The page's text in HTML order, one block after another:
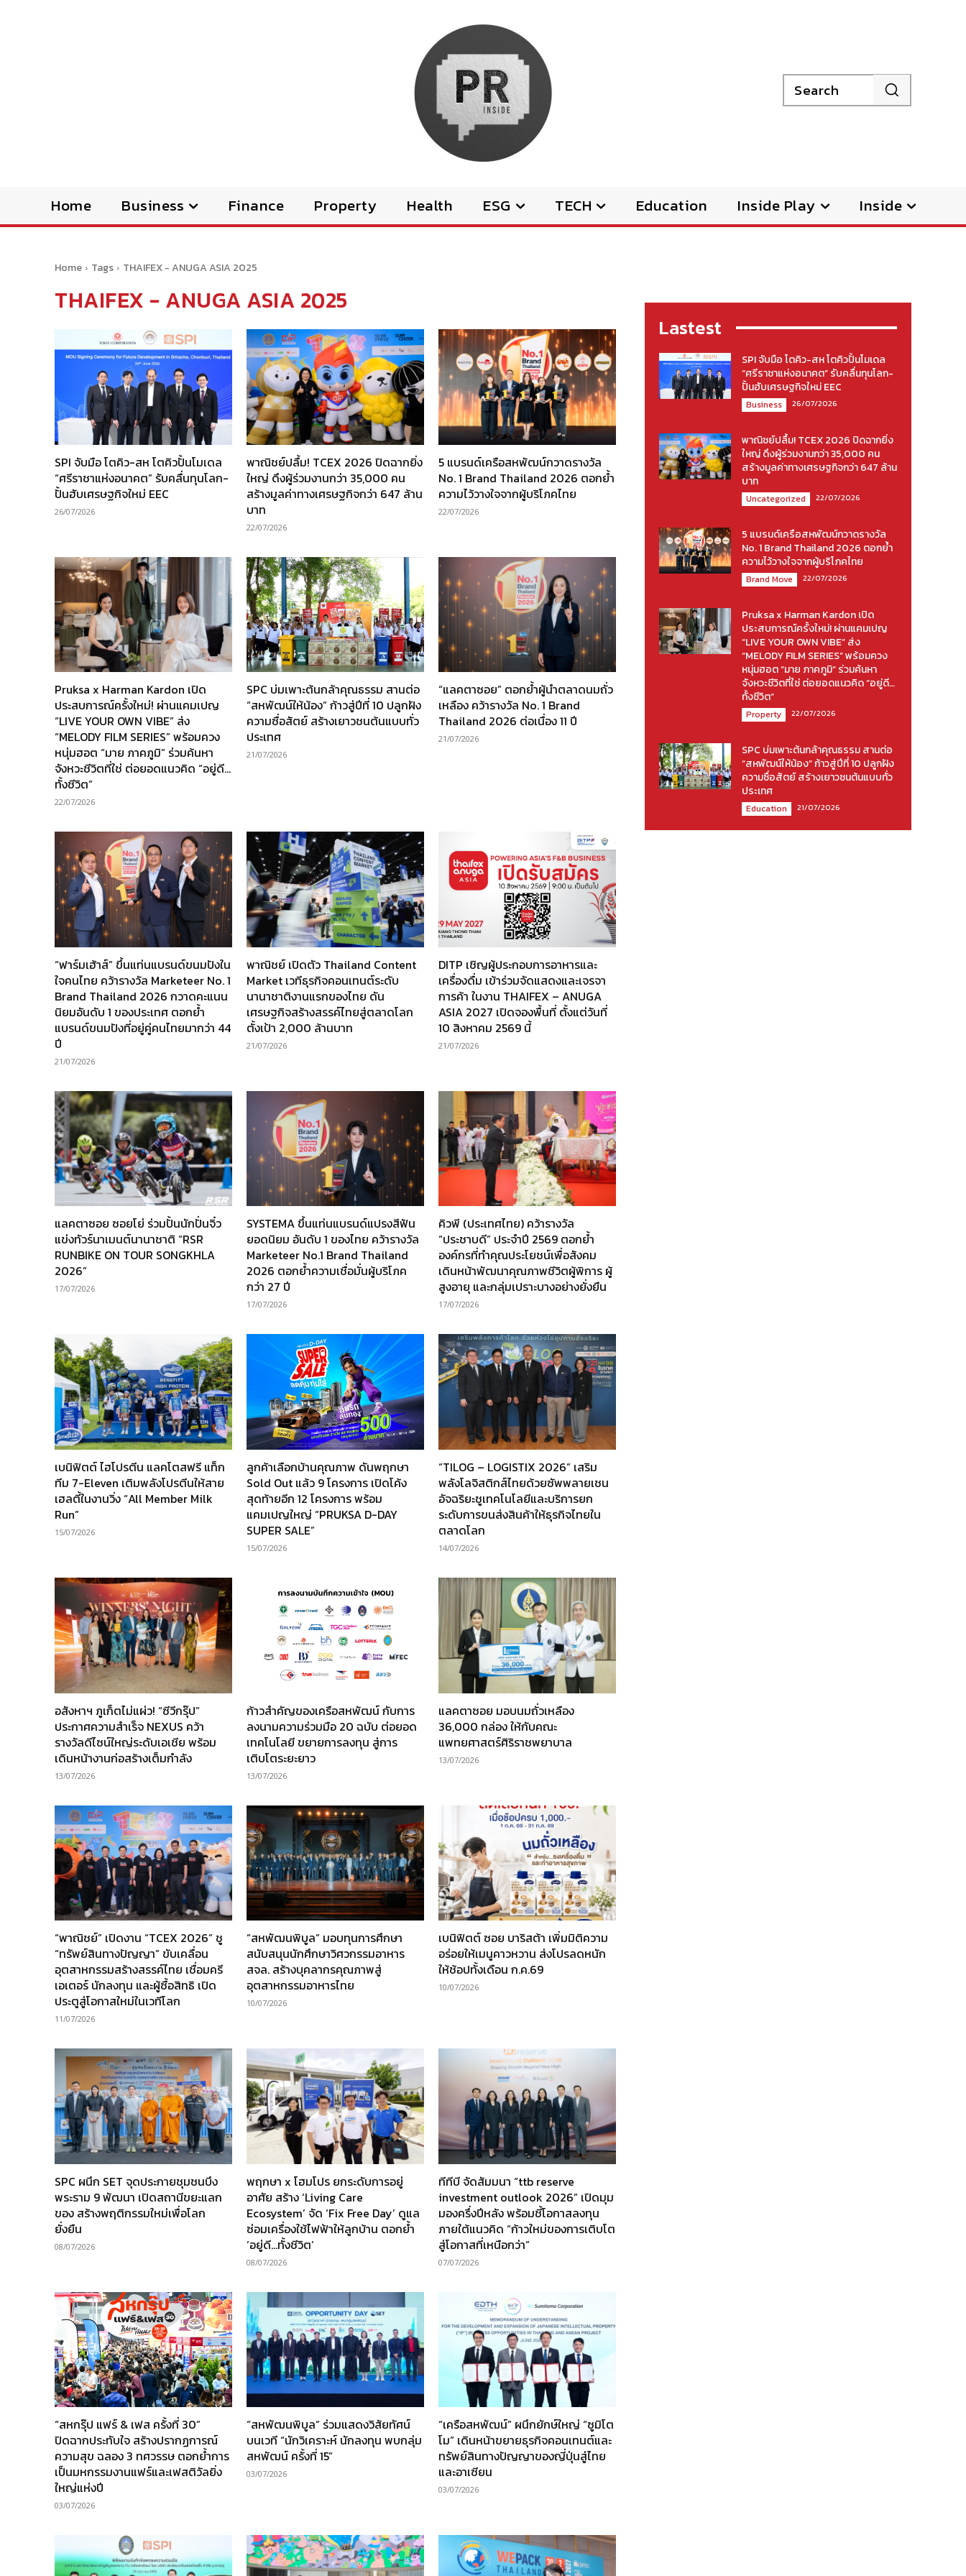
Search
Home Business Finance Property Health ESG TECH Education Inside Play Inside
Home Tags THAIFEX - ANUGA ASIA 2025
THAIFEX - ANUGA ASIA 2025
SPI จับมือ โตคิว-สห โตคิวปั้นโมเดล
“ศรีราชาแห่งอนาคต” รับคลื่นทุนโลก-
ปั้นฮับเศรษฐกิจใหม่ EEC
26/07/2026
พาณิชย์ปลื้ม! TCEX 2026 ปิดฉากยิ่ง
ใหญ่ ดึงผู้ร่วมงานกว่า 35,000 คน
สร้างมูลค่าทางเศรษฐกิจกว่า 647 ล้าน
บาท
22/07/2026
5 แบรนด์เครือสหพัฒน์กวาดรางวัล
No. 1 Brand Thailand 2026 ตอกย้ำ
ความไว้วางใจจากผู้บริโภคไทย
22/07/2026
Pruksa x Harman Kardon เปิด
ประสบการณ์ครั้งใหม่! ผ่านแคมเปญ
“LIVE YOUR OWN VIBE” ส่ง
“MELODY FILM SERIES” พร้อมควง
หนุ่มฮอต “มาย ภาคภูมิ” ร่วมค้นหา
จังหวะชีวิตที่ใช่ ต่อยอดแนวคิด “อยู่ดี…
ทั้งชีวิต”
22/07/2026
SPC บ่มเพาะต้นกล้าคุณธรรม สานต่อ
“สหพัฒน์ให้น้อง” ก้าวสู่ปีที่ 10 ปลูกฝัง
ความซื่อสัตย์ สร้างเยาวชนต้นแบบทั่ว
ประเทศ
21/07/2026
“แลคตาซอย” ตอกย้ำผู้นำตลาดนมถั่ว
เหลือง คว้ารางวัล No. 1 Brand
Thailand 2026 ต่อเนื่อง 11 ปี
21/07/2026
“ฟาร์มเฮ้าส์” ขึ้นแท่นแบรนด์ขนมปังใน
ใจคนไทย คว้ารางวัล Marketeer No. 1
Brand Thailand 2026 กวาดคะแนน
นิยมอันดับ 1 ของประเทศ ตอกย้ำ
แบรนด์ขนมปังที่อยู่คู่คนไทยมากว่า 44
ปี
21/07/2026
พาณิชย์ เปิดตัว Thailand Content
Market เวทีธุรกิจคอนเทนต์ระดับ
นานาชาติงานแรกของไทย ดัน
เศรษฐกิจสร้างสรรค์ไทยสู่ตลาดโลก
ตั้งเป้า 2,000 ล้านบาท
21/07/2026
DITP เชิญผู้ประกอบการอาหารและ
เครื่องดื่ม เข้าร่วมจัดแสดงและเจรจา
การค้า ในงาน THAIFEX – ANUGA
ASIA 2027 เปิดจองพื้นที่ ตั้งแต่วันที่
10 สิงหาคม 2569 นี้
21/07/2026
แลคตาซอย ซอยโย่ ร่วมปั้นนักปั่นจิ๋ว
แข่งทัวร์นาเมนต์นานาชาติ “RSR
RUNBIKE ON TOUR SONGKHLA
2026”
17/07/2026
SYSTEMA ขึ้นแท่นแบรนด์แปรงสีฟัน
ยอดนิยม อันดับ 1 ของไทย คว้ารางวัล
Marketeer No.1 Brand Thailand
2026 ตอกย้ำความเชื่อมั่นผู้บริโภค
กว่า 27 ปี
17/07/2026
คิวพี (ประเทศไทย) คว้ารางวัล
“ประชาบดี” ประจำปี 2569 ตอกย้ำ
องค์กรที่ทำคุณประโยชน์เพื่อสังคม
เดินหน้าพัฒนาคุณภาพชีวิตผู้พิการ ผู้
สูงอายุ และกลุ่มเปราะบางอย่างยั่งยืน
17/07/2026
เบนิฟิตต์ ไฮโปรตีน แลคโตสฟรี แท็ก
ทีม 7-Eleven เติมพลังโปรตีนให้สาย
เฮลตี้ในงานวิ่ง “All Member Milk
Run”
15/07/2026
ลูกค้าเลือกบ้านคุณภาพ ดันพฤกษา
Sold Out แล้ว 9 โครงการ เปิดโค้ง
สุดท้ายอีก 12 โครงการ พร้อม
แคมเปญใหญ่ “PRUKSA D-DAY
SUPER SALE”
15/07/2026
“TILOG – LOGISTIX 2026” เสริม
พลังโลจิสติกส์ไทยด้วยซัพพลายเชน
อัจฉริยะชูเทคโนโลยีและบริการยก
ระดับการขนส่งสินค้าให้ธุรกิจไทยใน
ตลาดโลก
14/07/2026
อสังหาฯ ภูเก็ตไม่แผ่ว! “ซีวีกรุ๊ป”
ประกาศความสำเร็จ NEXUS คว้า
รางวัลดีไซน์ใหญ่ระดับเอเชีย พร้อม
เดินหน้างานก่อสร้างเต็มกำลัง
13/07/2026
ก้าวสำคัญของเครือสหพัฒน์ กับการ
ลงนามความร่วมมือ 20 ฉบับ ต่อยอด
เทคโนโลยี ขยายการลงทุน สู่การ
เติบโตระยะยาว
13/07/2026
แลคตาซอย มอบนมถั่วเหลือง
36,000 กล่อง ให้กับคณะ
แพทยศาสตร์ศิริราชพยาบาล
13/07/2026
“พาณิชย์” เปิดงาน “TCEX 2026” ชู
“ทรัพย์สินทางปัญญา” ขับเคลื่อน
อุตสาหกรรมสร้างสรรค์ไทย เชื่อมครี
เอเตอร์ นักลงทุน และผู้ซื้อสิทธิ เปิด
ประตูสู่โอกาสใหม่ในเวทีโลก
11/07/2026
“สหพัฒนพิบูล” มอบทุนการศึกษา
สนับสนุนนักศึกษาวิศวกรรมอาหาร
สจล. สร้างบุคลากรคุณภาพสู่
อุตสาหกรรมอาหารไทย
10/07/2026
เบนิฟิตต์ ซอย บาริสต้า เพิ่มมิติความ
อร่อยให้เมนูคาวหวาน ส่งโปรลดหนัก
ให้ช้อปทั้งเดือน ก.ค.69
10/07/2026
SPC ผนึก SET จุดประกายชุมชนบึง
พระราม 9 พัฒนา เปิดสถานีขยะแลก
ของ สร้างพฤติกรรมใหม่เพื่อโลก
ยั่งยืน
08/07/2026
พฤกษา x โฮมโปร ยกระดับการอยู่
อาศัย สร้าง ‘Living Care
Ecosystem’ จัด ‘Fix Free Day’ ดูแล
ซ่อมเครื่องใช้ไฟฟ้าให้ลูกบ้าน ตอกย้ำ
‘อยู่ดี…ทั้งชีวิต’
08/07/2026
ทีทีบี จัดสัมมนา “ttb reserve
investment outlook 2026” เปิดมุม
มองครึ่งปีหลัง พร้อมชี้โอกาสลงทุน
ภายใต้แนวคิด “ก้าวใหม่ของการเติบโต
สู่โอกาสที่เหนือกว่า”
07/07/2026
“สหกรุ๊ป แฟร์ & เฟส ครั้งที่ 30”
ปิดฉากประทับใจ สร้างปรากฏการณ์
ความสุข ฉลอง 3 ทศวรรษ ตอกย้ำการ
เป็นมหกรรมงานแฟร์และเฟสติวัลยิ่ง
ใหญ่แห่งปี
03/07/2026
“สหพัฒนพิบูล” ร่วมแสดงวิสัยทัศน์
บนเวที “นักวิเคราะห์ นักลงทุน พบกลุ่ม
สหพัฒน์ ครั้งที่ 15”
03/07/2026
“เครือสหพัฒน์” ผนึกยักษ์ใหญ่ “ซูมิโต
โม” เดินหน้าขยายธุรกิจคอนเทนต์และ
ทรัพย์สินทางปัญญาของญี่ปุ่นสู่ไทย
และอาเซียน
03/07/2026
Lastest
SPI จับมือ โตคิว-สห โตคิวปั้นโมเดล
“ศรีราชาแห่งอนาคต” รับคลื่นทุนโลก-
ปั้นฮับเศรษฐกิจใหม่ EEC
Business 26/07/2026
พาณิชย์ปลื้ม! TCEX 2026 ปิดฉากยิ่ง
ใหญ่ ดึงผู้ร่วมงานกว่า 35,000 คน
สร้างมูลค่าทางเศรษฐกิจกว่า 647 ล้าน
บาท
Uncategorized 22/07/2026
5 แบรนด์เครือสหพัฒน์กวาดรางวัล
No. 1 Brand Thailand 2026 ตอกย้ำ
ความไว้วางใจจากผู้บริโภคไทย
Brand Move 22/07/2026
Pruksa x Harman Kardon เปิด
ประสบการณ์ครั้งใหม่! ผ่านแคมเปญ
“LIVE YOUR OWN VIBE” ส่ง
“MELODY FILM SERIES” พร้อมควง
หนุ่มฮอต “มาย ภาคภูมิ” ร่วมค้นหา
จังหวะชีวิตที่ใช่ ต่อยอดแนวคิด “อยู่ดี…
ทั้งชีวิต”
Property 22/07/2026
SPC บ่มเพาะต้นกล้าคุณธรรม สานต่อ
“สหพัฒน์ให้น้อง” ก้าวสู่ปีที่ 10 ปลูกฝัง
ความซื่อสัตย์ สร้างเยาวชนต้นแบบทั่ว
ประเทศ
Education 21/07/2026